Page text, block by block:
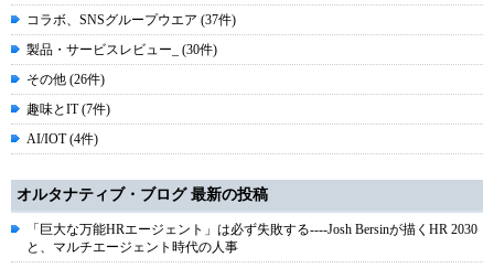
コラボ、SNSグループウエア (37件)
製品・サービスレビュー_ (30件)
その他 (26件)
趣味とIT (7件)
AI/IOT (4件)
オルタナティブ・ブログ 最新の投稿
「巨大な万能HRエージェント」は必ず失敗する----Josh Bersinが描くHR 2030
と、マルチエージェント時代の人事